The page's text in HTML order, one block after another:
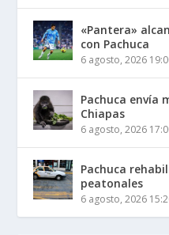
«Pantera»
con Pachuca
6 agosto, 2026
Pachuca envía
Chiapas
6 agosto, 2026
Pachuca
peatonales
6 agosto, 2026